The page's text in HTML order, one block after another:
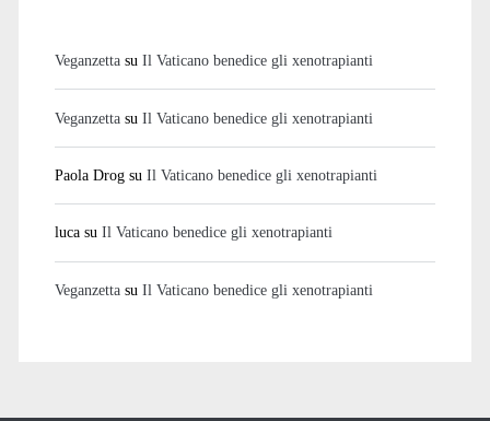
Veganzettasu Il Vaticano benedice gli xenotrapianti
Veganzettasu Il Vaticano benedice gli xenotrapianti
Paola Drogsu Il Vaticano benedice gli xenotrapianti
lucasu Il Vaticano benedice gli xenotrapianti
Veganzettasu Il Vaticano benedice gli xenotrapianti